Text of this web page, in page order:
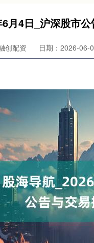
月4日_沪深股市
创配资 日期：2026-06-